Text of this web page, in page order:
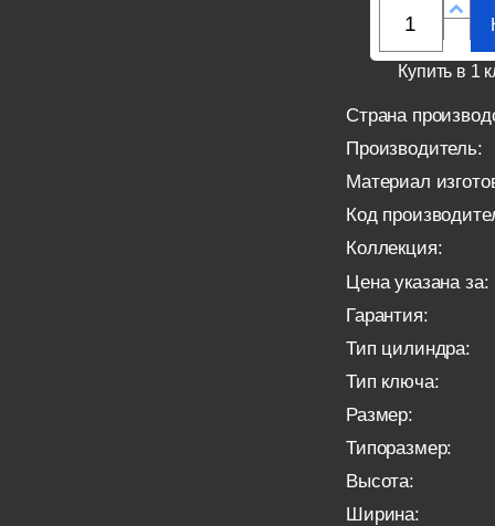
Купить в 1
Страна
Производитель:
Материал
Код
Коллекция:
Цена указана за:
Гарантия:
Тип цилиндра:
Тип ключа:
Размер:
Типоразмер:
Высота:
Ширина: